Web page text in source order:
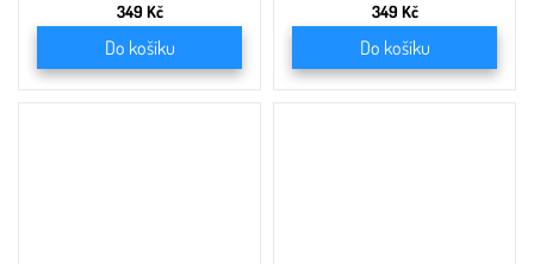
349 Kč
Do košíku
349 Kč
Do košíku